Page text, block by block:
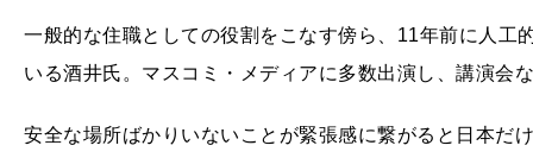
一般的な住職としての役割をこなす傍ら、11年前に人工
いる酒井氏。マスコミ・メディアに多数出演し、講演会
安全な場所ばかりいないことが緊張感に繋がると日本だ